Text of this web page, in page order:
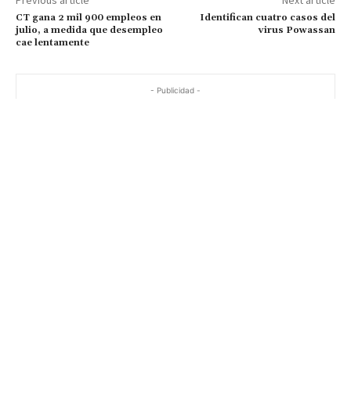
CT gana 2 mil 900 empleos en
julio, a medida que desempleo
cae lentamente
Identifican cuatro casos del
virus Powassan
- Publicidad -